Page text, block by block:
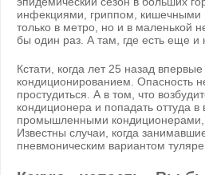
инфекциями, гриппом,
только в метро, но и в маленькой
бы один раз. А там, где есть еще и
Кстати, когда лет 25 назад
кондиционированием. Опасность
простудиться. А в том, что
кондиционера и попадать оттуда
промышленными кондиционерами,
Известны случаи, когда
пневмоническим вариантом